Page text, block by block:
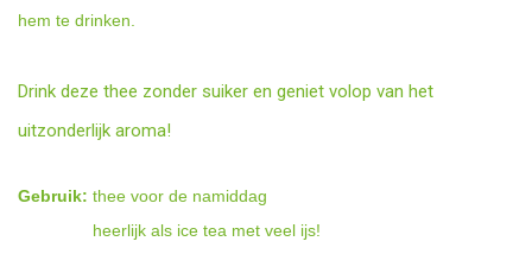
hem te drinken.
Drink deze thee zonder suiker en geniet volop van het
uitzonderlijk aroma!
Gebruik: thee voor de namiddag
heerlijk als ice tea met veel ijs!